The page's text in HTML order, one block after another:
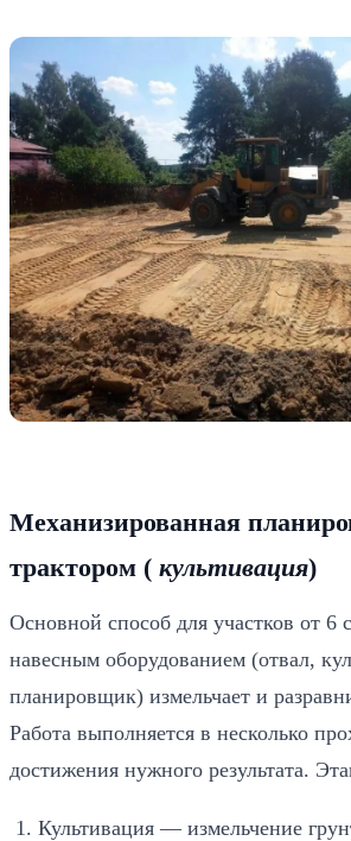
Механизированная
трактором ( культивация)
Основной способ для участков от 6
навесным оборудованием (отвал,
планировщик) измельчает и
Работа выполняется в несколько
достижения нужного результата.
Культивация — измельчение